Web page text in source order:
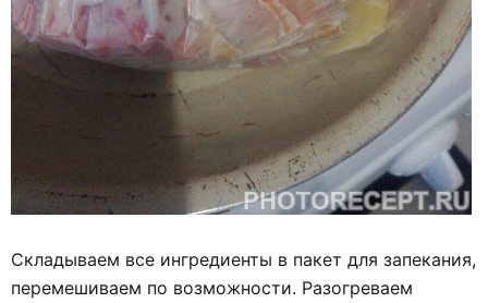
Складываем все ингредиенты в пакет для запекания,
перемешиваем по возможности. Разогреваем